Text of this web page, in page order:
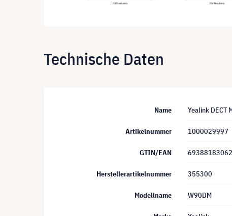
Technische Daten
Name Yealink DECT
Artikelnummer 1000029997
GTIN/EAN
Herstellerartikelnummer 355300
Modellname W90DM